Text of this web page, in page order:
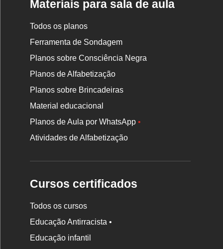
Materiais para sala de aula
Todos os planos
Ferramenta de Sondagem
Planos sobre Consciência Negra
Planos de Alfabetização
Planos sobre Brincadeiras
Material educacional
Planos de Aula por WhatsApp•
Atividades de Alfabetização
Cursos certificados
Todos os cursos
Educação Antirracista •
Educação infantil